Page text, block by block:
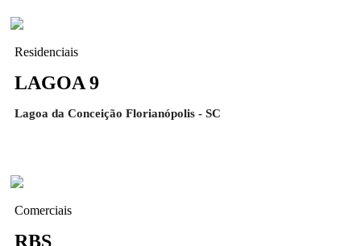
Residenciais
LAGOA 9
Lagoa da Conceição Florianópolis - SC
Comerciais
RBS